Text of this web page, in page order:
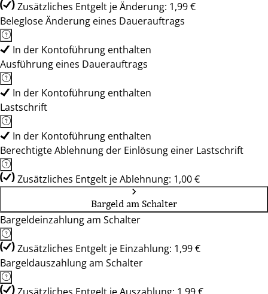
Zusätzliches Entgelt je Änderung: 1,99 €
Beleglose Änderung eines Dauerauftrags
In der Kontoführung enthalten
Ausführung eines Dauerauftrags
In der Kontoführung enthalten
Lastschrift
In der Kontoführung enthalten
Berechtigte Ablehnung der Einlösung einer Lastschrift
Zusätzliches Entgelt je Ablehnung: 1,00 €
Bargeld am Schalter
Bargeldeinzahlung am Schalter
Zusätzliches Entgelt je Einzahlung: 1,99 €
Bargeldauszahlung am Schalter